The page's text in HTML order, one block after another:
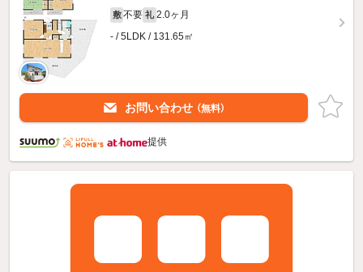
敷 不要 礼 2.0ヶ月
- / 5LDK / 131.65㎡
お問い合わせ （無料）
提供